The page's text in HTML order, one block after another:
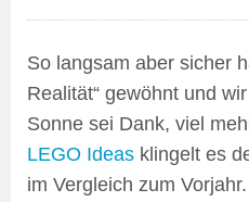
So langsam aber sicher
Realität“ gewöhnt und
Sonne sei Dank, viel
LEGO Ideas klingelt es
im Vergleich zum